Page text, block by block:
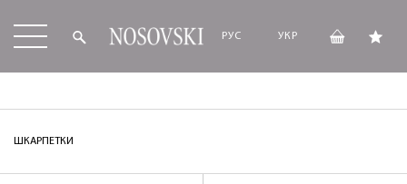
РУС УКР
ШКАРПЕТКИ